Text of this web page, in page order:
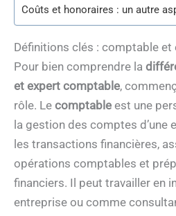
Coûts et honoraires : un autre
Définitions clés : comptable
Pour bien comprendre la
et expert comptable,
rôle. Le comptable est une
la gestion des comptes d’une
les transactions financières,
opérations comptables et
financiers. Il peut travailler en
entreprise ou comme